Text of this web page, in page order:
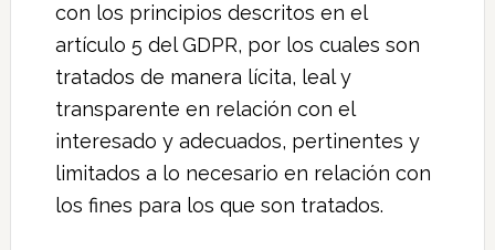
con los principios descritos en el
artículo 5 del GDPR, por los cuales son
tratados de manera lícita, leal y
transparente en relación con el
interesado y adecuados, pertinentes y
limitados a lo necesario en relación con
los fines para los que son tratados.